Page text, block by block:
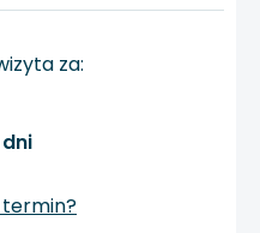
za:
dni
termin?